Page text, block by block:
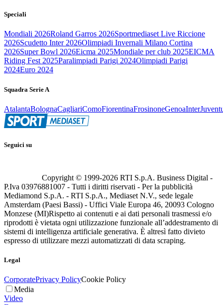
Speciali
Mondiali 2026Roland Garros 2026Sportmediaset Live Riccione
2026Scudetto Inter 2026Olimpiadi Invernali Milano Cortina
2026Super Bowl 2026Eicma 2025Mondiale per club 2025EICMA
Riding Fest 2025Paralimpiadi Parigi 2024Olimpiadi Parigi
2024Euro 2024
Squadra Serie A
AtalantaBolognaCagliariComoFiorentinaFrosinoneGenoaInter
Seguici su
Copyright © 1999-2026 RTI S.p.A. Business Digital -
P.Iva 03976881007 - Tutti i diritti riservati - Per la pubblicità
Mediamond S.p.A. - RTI S.p.A., Mediaset N.V., sede legale
Amsterdam (Paesi Bassi) - Uffici Viale Europa 46, 20093 Cologno
Monzese (MI)Rispetto ai contenuti e ai dati personali trasmessi e/o
riprodotti è vietata ogni utilizzazione funzionale all’addestramento di
sistemi di intelligenza artificiale generativa. È altresì fatto divieto
espresso di utilizzare mezzi automatizzati di data scraping.
Legal
CorporatePrivacy PolicyCookie Policy
Media
Video